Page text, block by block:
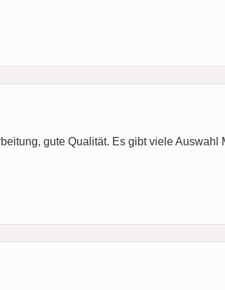
gute Qualität. Es gibt viele